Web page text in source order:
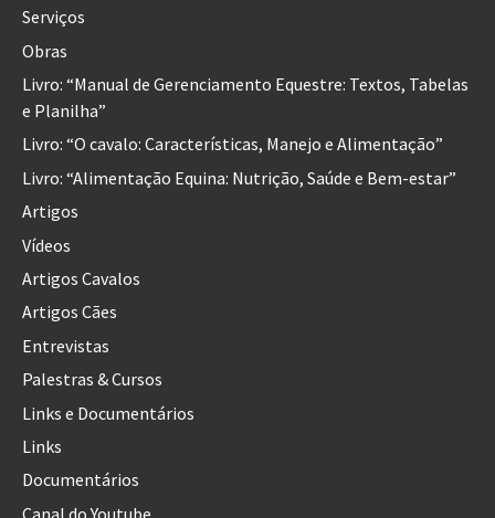
Serviços
Obras
Livro: “Manual de Gerenciamento Equestre: Textos, Tabelas
e Planilha”
Livro: “O cavalo: Características, Manejo e Alimentação”
Livro: “Alimentação Equina: Nutrição, Saúde e Bem-estar”
Artigos
Vídeos
Artigos Cavalos
Artigos Cães
Entrevistas
Palestras & Cursos
Links e Documentários
Links
Documentários
Canal do Youtube